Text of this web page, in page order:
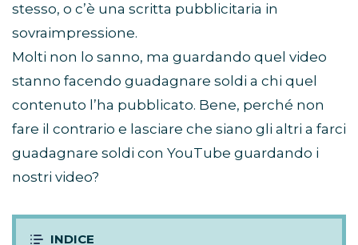
stesso, o c’è una scritta pubblicitaria in
sovraimpressione.
Molti non lo sanno, ma guardando quel video
stanno facendo guadagnare soldi a chi quel
contenuto l’ha pubblicato. Bene, perché non
fare il contrario e lasciare che siano gli altri a farci
guadagnare soldi con YouTube guardando i
nostri video?